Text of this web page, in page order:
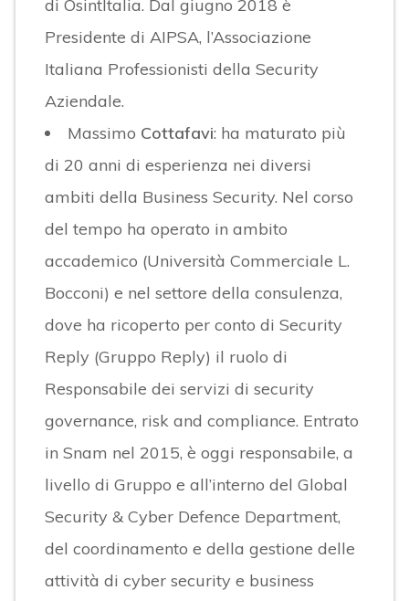
di OsintItalia. Dal giugno 2018 è
Presidente di AIPSA, l’Associazione
Italiana Professionisti della Security
Aziendale.
Massimo Cottafavi: ha maturato più
di 20 anni di esperienza nei diversi
ambiti della Business Security. Nel corso
del tempo ha operato in ambito
accademico (Università Commerciale L.
Bocconi) e nel settore della consulenza,
dove ha ricoperto per conto di Security
Reply (Gruppo Reply) il ruolo di
Responsabile dei servizi di security
governance, risk and compliance. Entrato
in Snam nel 2015, è oggi responsabile, a
livello di Gruppo e all’interno del Global
Security & Cyber Defence Department,
del coordinamento e della gestione delle
attività di cyber security e business